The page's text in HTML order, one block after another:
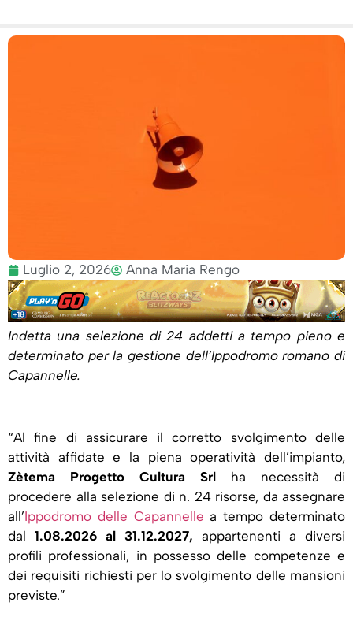
Luglio 2, 2026 Anna Maria Rengo
Indetta una selezione di 24 addetti a tempo pieno e
determinato per la gestione dell’Ippodromo romano di
Capannelle.
“Al fine di assicurare il corretto svolgimento delle
attività affidate e la piena operatività dell’impianto,
Zètema Progetto Cultura Srl ha necessità di
procedere alla selezione di n. 24 risorse, da assegnare
all’Ippodromo delle Capannelle a tempo determinato
dal 1.08.2026 al 31.12.2027, appartenenti a diversi
profili professionali, in possesso delle competenze e
dei requisiti richiesti per lo svolgimento delle mansioni
previste.”